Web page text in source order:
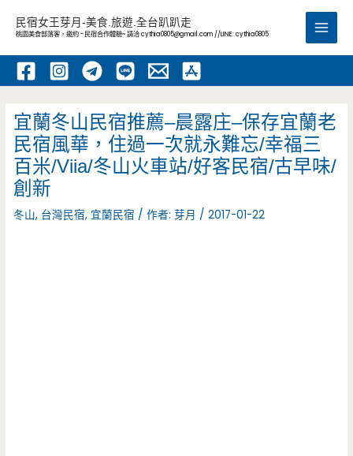
內
民宿女王芽月-美食.旅遊.全台趴趴走
桃園美食部落客，邀約 -民宿合作體驗~ 請洽cythia0805@gmail.com //LINE: cythia0805
Main
宜蘭冬山民宿推薦–晨露庄–保存宜蘭老
民宿風華，住過一次就永難忘/幸福三
百米/Viia/冬山火車站/好客民宿/古早味/
創新
冬山, 台灣民宿, 宜蘭民宿 / 作者:芽月 /2017-01-22